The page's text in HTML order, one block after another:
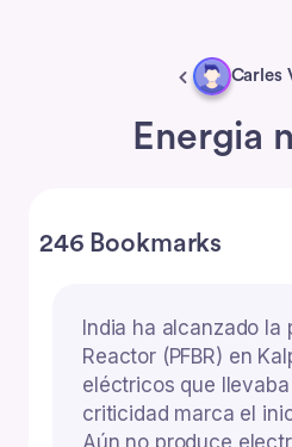
Carles
Energia
246 Bookmarks
India ha alcanzado
Reactor (PFBR) en
eléctricos que
criticidad marca el
Aún no produce